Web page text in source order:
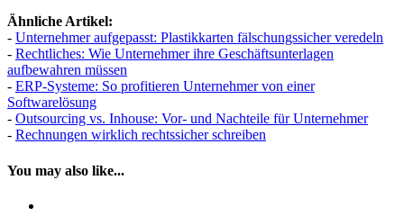
Ähnliche Artikel:
- Unternehmer aufgepasst: Plastikkarten fälschungssicher veredeln
- Rechtliches: Wie Unternehmer ihre Geschäftsunterlagen
aufbewahren müssen
- ERP-Systeme: So profitieren Unternehmer von einer
Softwarelösung
- Outsourcing vs. Inhouse: Vor- und Nachteile für Unternehmer
- Rechnungen wirklich rechtssicher schreiben
You may also like...